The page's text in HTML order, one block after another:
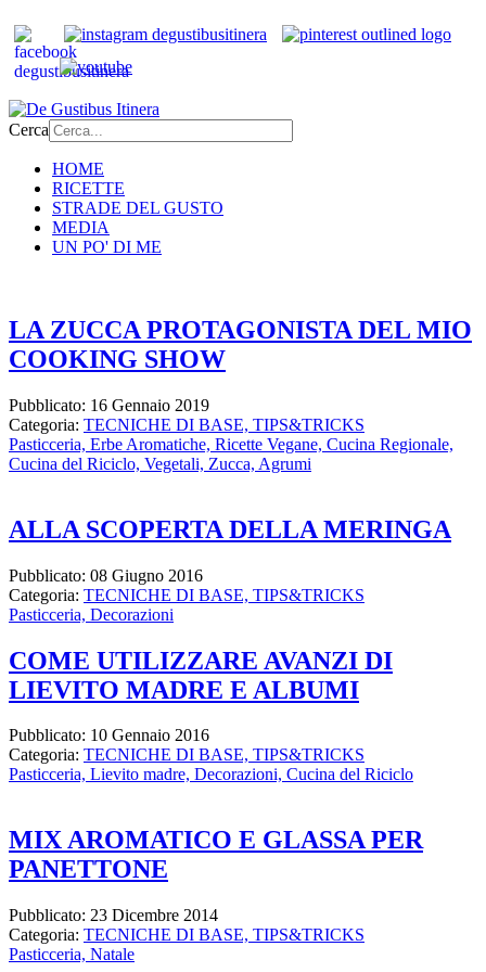
Cerca
HOME
RICETTE
STRADE DEL GUSTO
MEDIA
UN PO' DI ME
LA ZUCCA PROTAGONISTA DEL MIO
COOKING SHOW
Pubblicato: 16 Gennaio 2019
Categoria: TECNICHE DI BASE, TIPS&TRICKS
Pasticceria, Erbe Aromatiche, Ricette Vegane, Cucina Regionale,
Cucina del Riciclo, Vegetali, Zucca, Agrumi
ALLA SCOPERTA DELLA MERINGA
Pubblicato: 08 Giugno 2016
Categoria: TECNICHE DI BASE, TIPS&TRICKS
Pasticceria, Decorazioni
COME UTILIZZARE AVANZI DI
LIEVITO MADRE E ALBUMI
Pubblicato: 10 Gennaio 2016
Categoria: TECNICHE DI BASE, TIPS&TRICKS
Pasticceria, Lievito madre, Decorazioni, Cucina del Riciclo
MIX AROMATICO E GLASSA PER
PANETTONE
Pubblicato: 23 Dicembre 2014
Categoria: TECNICHE DI BASE, TIPS&TRICKS
Pasticceria, Natale